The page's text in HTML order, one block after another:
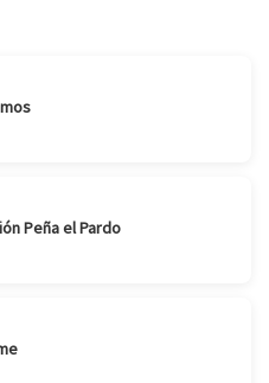
Peña el Pardo